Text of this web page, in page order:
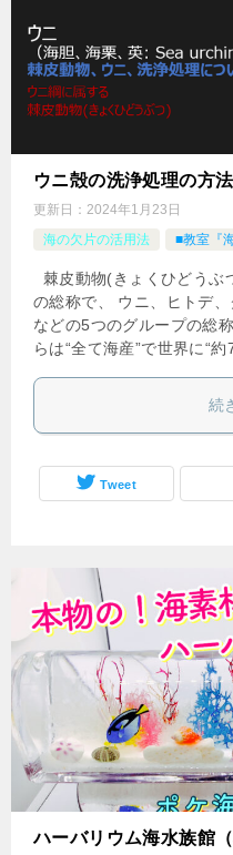
ウニ殻の洗浄処理の方法
更新日： 2024年1月23日
海の欠片の活用法
■教室『
棘皮動物(きょくひどうぶ
の総称で、 ウニ、ヒトデ
などの5つのグループの総
らは“全て海産”で世界に“
続
Tweet
ハーバリウム海水族館